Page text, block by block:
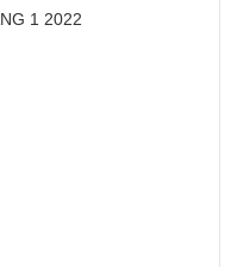
1 2022